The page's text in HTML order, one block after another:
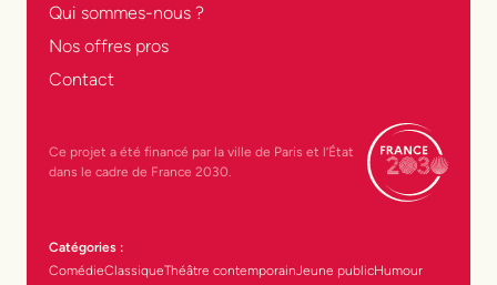
Qui sommes-nous ?
Nos offres pros
Contact
Ce projet a été financé par la ville de Paris et l’État
dans le cadre de France 2030.
Catégories :
ComédieClassiqueThéâtre contemporainJeune publicHumour